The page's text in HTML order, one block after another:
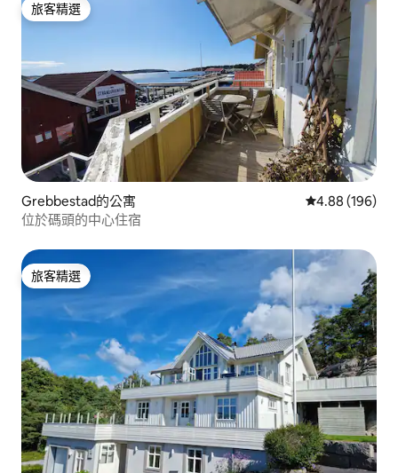
旅客精選
旅客精選
Grebbestad的公寓 從 196 則評價
4.88 (196)
位於碼頭的中心住宿
旅客精選
旅客精選